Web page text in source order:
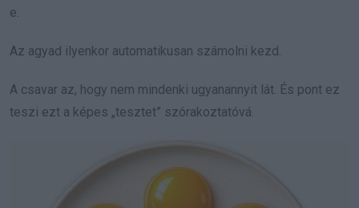
e.
Az agyad ilyenkor automatikusan számolni kezd.
A csavar az, hogy nem mindenki ugyanannyit lát. És pont ez
teszi ezt a képes „tesztet” szórakoztatóvá.